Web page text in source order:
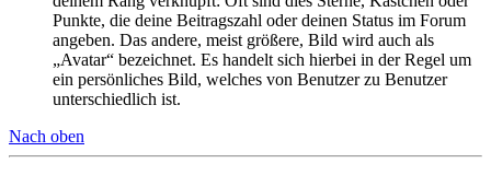
Punkte, die deine Beitragszahl oder deinen Status im Forum
angeben. Das andere, meist größere, Bild wird auch als
„Avatar“ bezeichnet. Es handelt sich hierbei in der Regel um
ein persönliches Bild, welches von Benutzer zu Benutzer
unterschiedlich ist.
Nach oben